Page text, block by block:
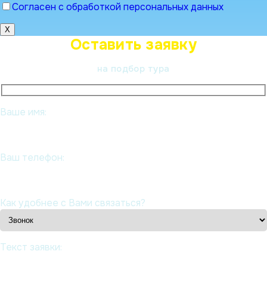
Согласен с обработкой персональных данных
X
Оставить заявку
на подбор тура
Ваше имя:
Ваш телефон:
Как удобнее с Вами связаться?
Текст заявки: